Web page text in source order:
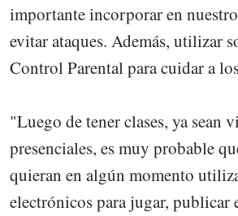
importante incorporar en
evitar ataques. Además, utilizar
Control Parental para cuidar a
"Luego de tener clases, ya sean
presenciales, es muy probable
quieran en algún momento
electrónicos para jugar, publicar